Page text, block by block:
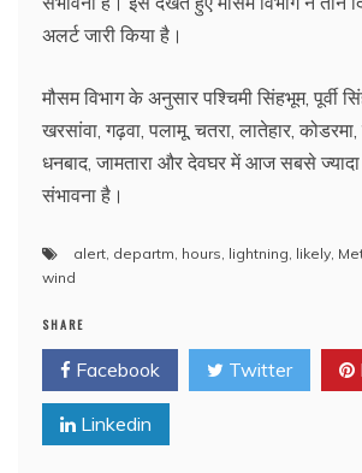
अलर्ट जारी किया है।
मौसम विभाग के अनुसार पश्चिमी सिंहभूम, पूर्वी
खरसांवा, गढ़वा, पलामू, चतरा, लातेहार, कोडरमा,
धनबाद, जामतारा और देवघर में आज सबसे ज्यादा
संभावना है।
alert, departm, hours, lightning, likely,
wind
SHARE
Facebook Twitter
Linkedin